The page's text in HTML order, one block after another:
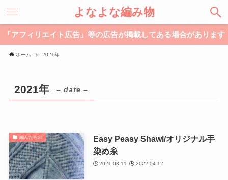
よなよな編み物
「アフィリエイト広告」等の広告が掲載してある場合があります
ホーム 2021年
2021年 – date –
編んだもの
Easy Peasy Shawl/オリジナル手
染め糸
2021.03.11 2022.04.12